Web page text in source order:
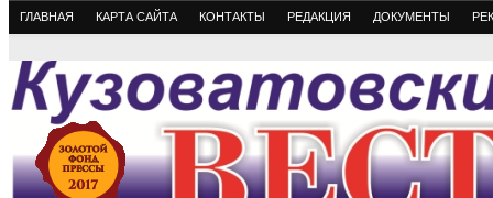
ГЛАВНАЯ КАРТА САЙТА КОНТАКТЫ РЕДАКЦИЯ ДОКУМЕНТЫ